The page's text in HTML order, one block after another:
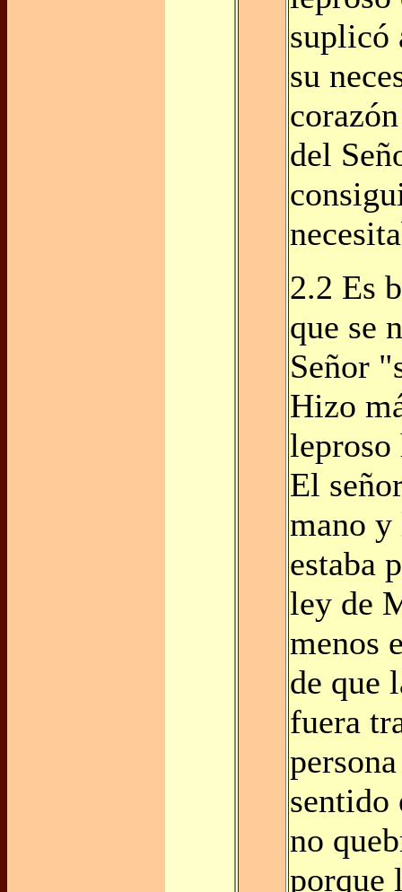
suplicó
su
del
2.2 Es
que se
Señor
Hizo
leproso
El
mano
estaba
ley de
menos
de que
fuera
sentido
no
porque